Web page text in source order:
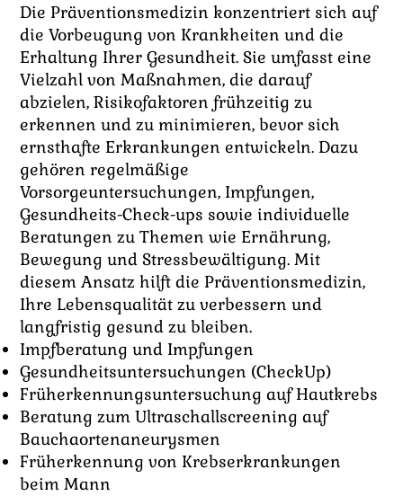
Die Präventionsmedizin konzentriert sich auf
die Vorbeugung von Krankheiten und die
Erhaltung Ihrer Gesundheit. Sie umfasst eine
Vielzahl von Maßnahmen, die darauf
abzielen, Risikofaktoren frühzeitig zu
erkennen und zu minimieren, bevor sich
ernsthafte Erkrankungen entwickeln. Dazu
gehören regelmäßige
Vorsorgeuntersuchungen, Impfungen,
Gesundheits-Check-ups sowie individuelle
Beratungen zu Themen wie Ernährung,
Bewegung und Stressbewältigung. Mit
diesem Ansatz hilft die Präventionsmedizin,
Ihre Lebensqualität zu verbessern und
langfristig gesund zu bleiben.
Impfberatung und Impfungen
Gesundheitsuntersuchungen (CheckUp)
Früherkennungsuntersuchung auf Hautkrebs
Beratung zum Ultraschallscreening auf
Bauchaortenaneurysmen
Früherkennung von Krebserkrankungen
beim Mann